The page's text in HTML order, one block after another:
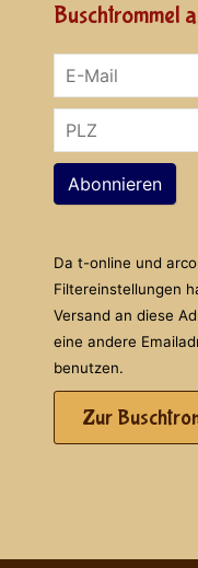
Buschtrommel
Abonnieren
Da t-online und
Filtereinstellungen
Versand an diese
eine andere
benutzen.
Zur